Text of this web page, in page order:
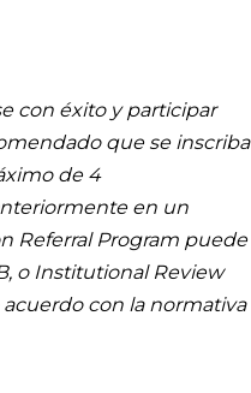
con éxito y participar
que se inscriba
de 4
en un
Referral Program puede
o Institutional Review
con la normativa